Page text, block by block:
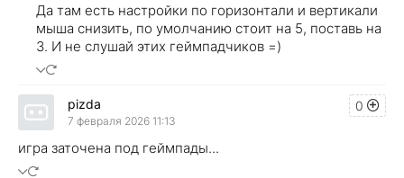
Да там есть настройки по горизонтали и вертикали
мыша снизить, по умолчанию стоит на 5, поставь на
3. И не слушай этих геймпадчиков =)
0
pizda
7 февраля 2026 11:13
игра заточена под геймпады...